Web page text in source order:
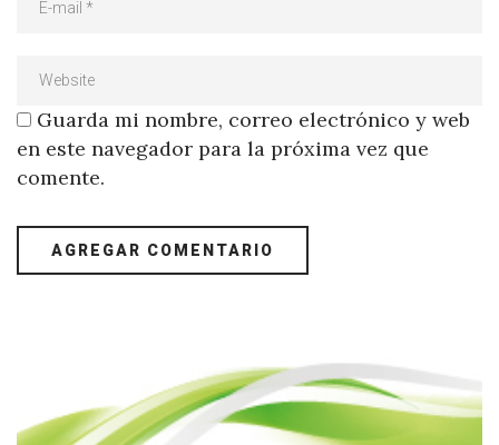
Guarda mi nombre, correo electrónico y web
en este navegador para la próxima vez que
comente.